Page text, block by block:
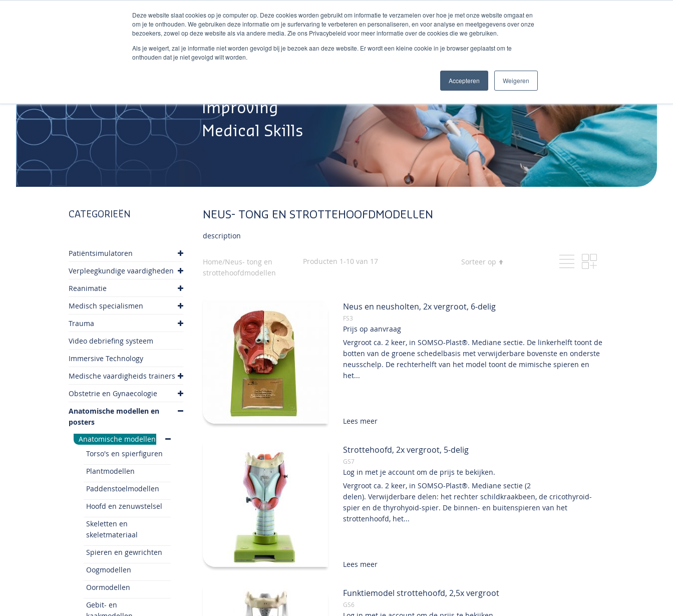
Deze website slaat cookies op je computer op. Deze cookies worden gebruikt om informatie te verzamelen over hoe je met onze website omgaat en
om je te onthouden. We gebruiken deze informatie om je surfervaring te verbeteren en personaliseren, en voor analyse en meetgegevens over onze
bezoekers, zowel op deze website als via andere media. Zie ons Privacybeleid voor meer informatie over de cookies die we gebruiken.
Als je weigert, zal je informatie niet worden gevolgd bij je bezoek aan deze website. Er wordt een kleine cookie in je browser geplaatst om te
onthouden dat je niet gevolgd wilt worden.
Accepteren Weigeren
Improving
Medical Skills
NEUS- TONG EN STROTTEHOOFDMODELLEN
description
Home/Neus- tong en
strottehoofdmodellen
Producten 1-10 van 17 Sorteer op
Tonen
als
Lijst Foto-
tabel
Neus en neusholten, 2x vergroot, 6-delig
FS3
Prijs op aanvraag
Vergroot ca. 2 keer, in SOMSO-Plast®. Mediane sectie. De linkerhelft toont de
botten van de groene schedelbasis met verwijderbare bovenste en onderste
neusschelp. De rechterhelft van het model toont de mimische spieren en
het...
Lees meer
Strottehoofd, 2x vergroot, 5-delig
GS7
Log in met je account om de prijs te bekijken.
Vergroot ca. 2 keer, in SOMSO-Plast®. Mediane sectie (2
delen). Verwijderbare delen: het rechter schildkraakbeen, de cricothyroid-
spier en de thyrohyoid-spier. De binnen- en buitenspieren van het
strottenhoofd, het...
Lees meer
Funktiemodel strottehoofd, 2,5x vergroot
GS6
CATEGORIEËN
Patiëntsimulatoren
Verpleegkundige vaardigheden
Reanimatie
Medisch specialismen
Trauma
Video debriefing systeem
Immersive Technology
Medische vaardigheids trainers
Obstetrie en Gynaecologie
Anatomische modellen en
posters
Anatomische modellen
Torso's en spierfiguren
Plantmodellen
Paddenstoelmodellen
Hoofd en zenuwstelsel
Skeletten en
skeletmateriaal
Spieren en gewrichten
Oogmodellen
Oormodellen
Gebit- en